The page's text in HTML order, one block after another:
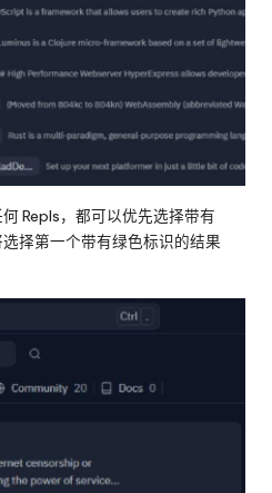
Repls，都可以优先选择带有
择第一个带有绿色标识的结果